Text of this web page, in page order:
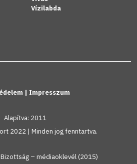
Vízilabda
| Impresszum
Alapítva: 2011
2022 | Minden jog fenntartva.
Bizottság – médiaoklevél (2015)